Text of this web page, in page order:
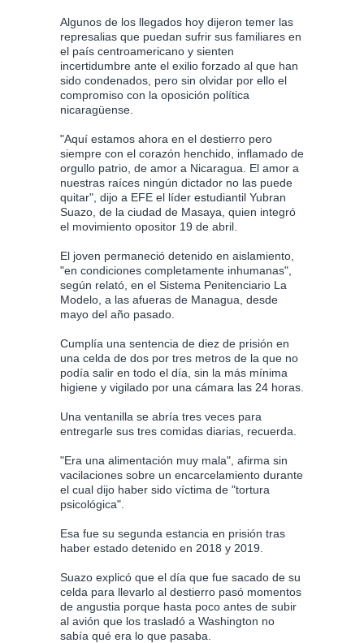
Algunos de los llegados hoy dijeron temer las
represalias que puedan sufrir sus familiares en
el país centroamericano y sienten
incertidumbre ante el exilio forzado al que han
sido condenados, pero sin olvidar por ello el
compromiso con la oposición política
nicaragüense.
"Aquí estamos ahora en el destierro pero
siempre con el corazón henchido, inflamado de
orgullo patrio, de amor a Nicaragua. El amor a
nuestras raíces ningún dictador no las puede
quitar", dijo a EFE el líder estudiantil Yubran
Suazo, de la ciudad de Masaya, quien integró
el movimiento opositor 19 de abril.
El joven permaneció detenido en aislamiento,
"en condiciones completamente inhumanas",
según relató, en el Sistema Penitenciario La
Modelo, a las afueras de Managua, desde
mayo del año pasado.
Cumplía una sentencia de diez de prisión en
una celda de dos por tres metros de la que no
podía salir en todo el día, sin la más mínima
higiene y vigilado por una cámara las 24 horas.
Una ventanilla se abría tres veces para
entregarle sus tres comidas diarias, recuerda.
"Era una alimentación muy mala", afirma sin
vacilaciones sobre un encarcelamiento durante
el cual dijo haber sido víctima de "tortura
psicológica".
Esa fue su segunda estancia en prisión tras
haber estado detenido en 2018 y 2019.
Suazo explicó que el día que fue sacado de su
celda para llevarlo al destierro pasó momentos
de angustia porque hasta poco antes de subir
al avión que los trasladó a Washington no
sabía qué era lo que pasaba.